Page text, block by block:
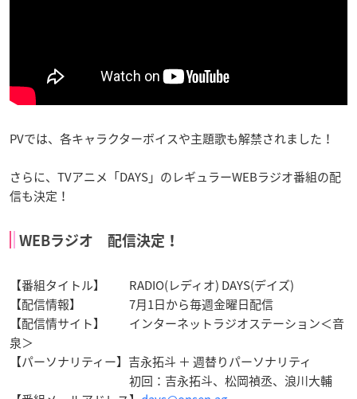
PVでは、各キャラクターボイスや主題歌も解禁されました！
さらに、TVアニメ「DAYS」のレギュラーWEBラジオ番組の配
信も決定！
WEBラジオ 配信決定！
【番組タイトル】 RADIO(レディオ) DAYS(デイズ)
【配信情報】 7月1日から毎週金曜日配信
【配信情サイト】 インターネットラジオステーション＜音
泉＞
【パーソナリティー】吉永拓斗 ＋ 週替りパーソナリティ
初回：吉永拓斗、松岡禎丞、浪川大輔